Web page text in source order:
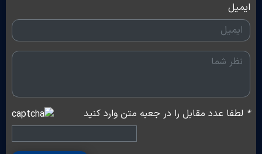
ایمیل
* لطفا عدد مقابل را در جعبه متن وارد کنید